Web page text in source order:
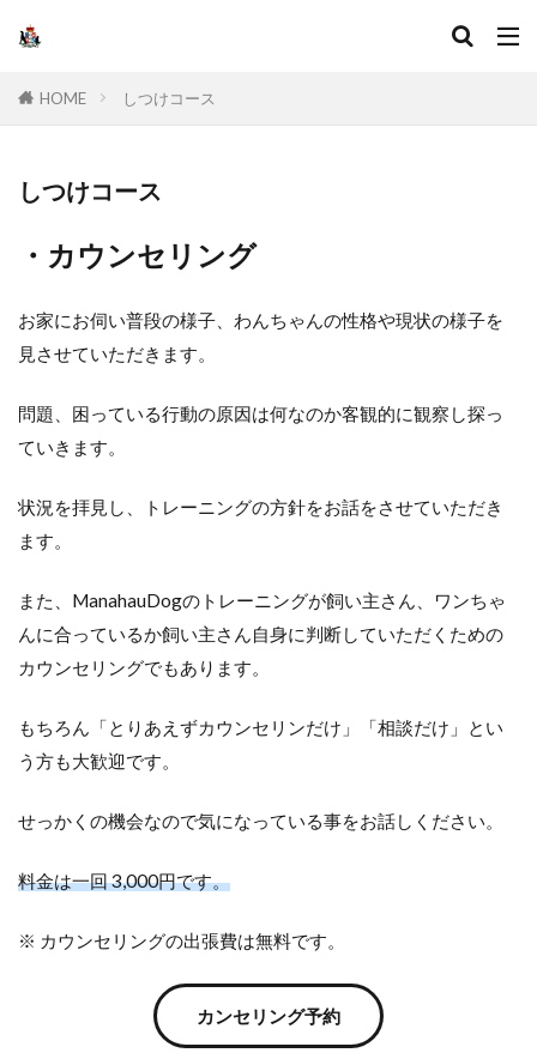
HOME しつけコース
しつけコース
・カウンセリング
お家にお伺い普段の様子、わんちゃんの性格や現状の様子を
見させていただきます。
問題、困っている行動の原因は何なのか客観的に観察し探っ
ていきます。
状況を拝見し、トレーニングの方針をお話をさせていただき
ます。
また、ManahauDogのトレーニングが飼い主さん、ワンちゃ
んに合っているか飼い主さん自身に判断していただくための
カウンセリングでもあります。
もちろん「とりあえずカウンセリンだけ」「相談だけ」とい
う方も大歓迎です。
せっかくの機会なので気になっている事をお話しください。
料金は一回 3,000円です。
※ カウンセリングの出張費は無料です。
カンセリング予約